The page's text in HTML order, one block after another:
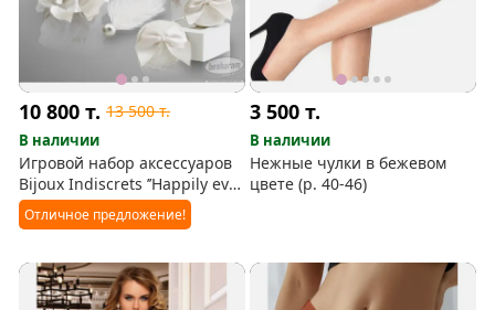
10 800т. 13 500т.
В наличии
Игровой набор аксессуаров
Bijoux Indiscrets ’’Happily ever
after’’ в белом цвете
Отличное предложение!
3 500т.
В наличии
Нежные чулки в бежевом
цвете (р. 40-46)